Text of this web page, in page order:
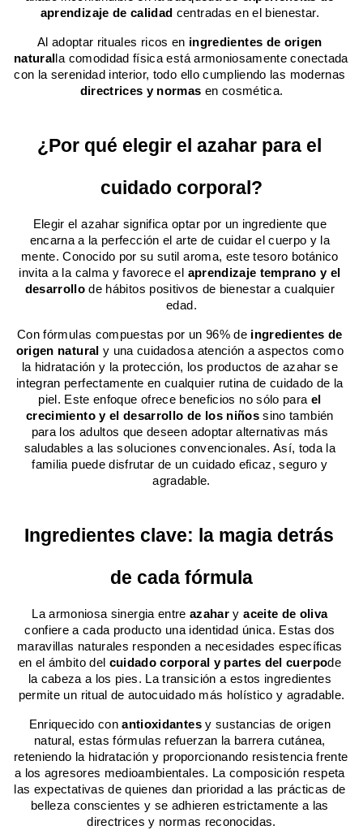
aprendizaje de calidad centradas en el bienestar.
Al adoptar rituales ricos en ingredientes de origen
natural la comodidad física está armoniosamente conectada
directrices y normas en cosmética.
¿Por qué elegir el azahar para el
cuidado corporal?
Elegir el azahar significa optar por un ingrediente que
encarna a la perfección el arte de cuidar el cuerpo y la
mente. Conocido por su sutil aroma, este tesoro botánico
invita a la calma y favorece el aprendizaje temprano y el
desarrollo de hábitos positivos de bienestar a cualquier
edad.
Con fórmulas compuestas por un 96% de ingredientes de
origen natural y una cuidadosa atención a aspectos como
la hidratación y la protección, los productos de azahar se
integran perfectamente en cualquier rutina de cuidado de la
piel. Este enfoque ofrece beneficios no sólo para el
crecimiento y el desarrollo de los niños sino también
para los adultos que deseen adoptar alternativas más
saludables a las soluciones convencionales. Así, toda la
familia puede disfrutar de un cuidado eficaz, seguro y
agradable.
Ingredientes clave: la magia detrás
de cada fórmula
La armoniosa sinergia entre azahar y aceite de oliva
confiere a cada producto una identidad única. Estas dos
maravillas naturales responden a necesidades específicas
en el ámbito del cuidado corporal y partes del cuerpode
la cabeza a los pies. La transición a estos ingredientes
permite un ritual de autocuidado más holístico y agradable.
Enriquecido con antioxidantes y sustancias de origen
natural, estas fórmulas refuerzan la barrera cutánea,
reteniendo la hidratación y proporcionando resistencia frente
a los agresores medioambientales. La composición respeta
las expectativas de quienes dan prioridad a las prácticas de
belleza conscientes y se adhieren estrictamente a las
directrices y normas reconocidas.